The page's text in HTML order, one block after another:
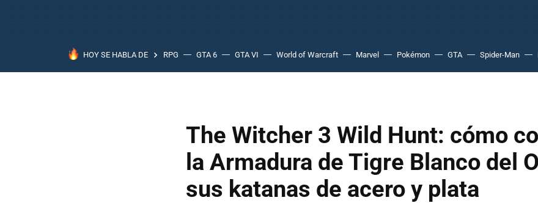
HOY SE HABLA DE RPG GTA 6 GTA VI World of Warcraft Marvel Pokémon GTA Spider-Man
The Witcher 3 Wild Hunt: cómo
la Armadura de Tigre Blanco del
sus katanas de acero y plata